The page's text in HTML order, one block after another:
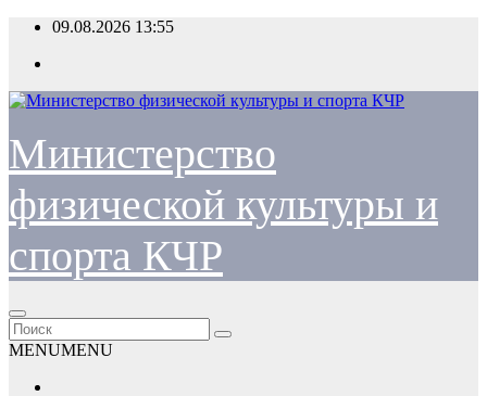
Перейти
содержимому
09.08.2026 13:55
Министерство
физической культуры и
спорта КЧР
MENUMENU